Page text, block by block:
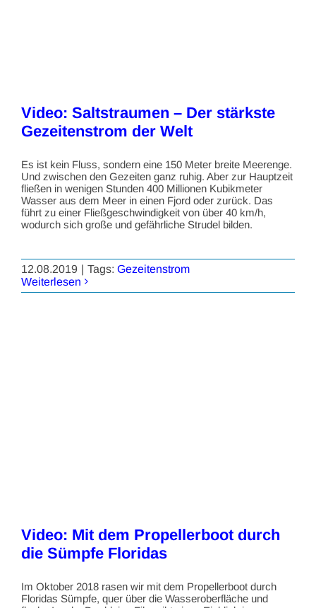
Video: Saltstraumen – Der stärkste
Gezeitenstrom der Welt
Es ist kein Fluss, sondern eine 150 Meter breite Meerenge.
Und zwischen den Gezeiten ganz ruhig. Aber zur Hauptzeit
fließen in wenigen Stunden 400 Millionen Kubikmeter
Wasser aus dem Meer in einen Fjord oder zurück. Das
führt zu einer Fließgeschwindigkeit von über 40 km/h,
wodurch sich große und gefährliche Strudel bilden.
12.08.2019 | Tags: Gezeitenstrom
Weiterlesen
Video: Mit dem Propellerboot durch
die Sümpfe Floridas
Im Oktober 2018 rasen wir mit dem Propellerboot durch
Floridas Sümpfe, quer über die Wasseroberfläche und